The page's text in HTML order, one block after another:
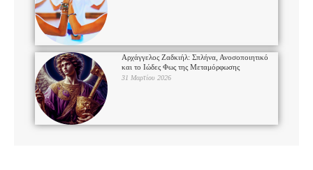
Αρχάγγελος Ζαδκιήλ: Σπλήνα, Ανοσοποιητικό
και το Ιώδες Φως της Μεταμόρφωσης
31 Μαρτίου 2026